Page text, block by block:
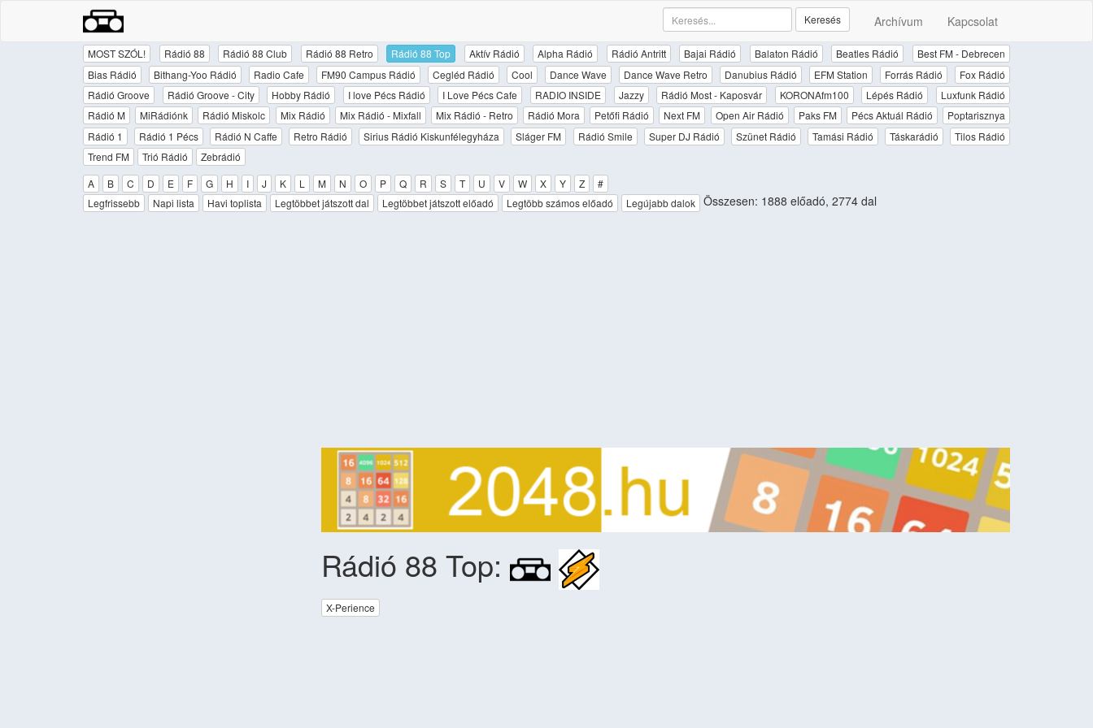
Archívum Kapcsolat
Keresés
MOST SZÓL! Rádió 88 Rádió 88 Club Rádió 88 Retro Rádió 88 Top Aktív Rádió Alpha Rádió Rádió Antritt Bajai Rádió Balaton Rádió Beatles Rádió
Best FM - Debrecen
Bias Rádió
Bithang-Yoo Rádió Radio Cafe FM90 Campus Rádió Cegléd Rádió Cool Dance Wave Dance Wave Retro Danubius Rádió EFM Station Forrás Rádió
Fox Rádió
Rádió Groove
Rádió Groove - City Hobby Rádió I love Pécs Rádió I Love Pécs Cafe RADIO INSIDE Jazzy Rádió Most - Kaposvár KORONAfm100 Lépés Rádió
Luxfunk Rádió
Rádió M
MiRádiónk Rádió Miskolc Mix Rádió Mix Rádió - Mixfall Mix Rádió - Retro Rádió Mora Petőfi Rádió Next FM Open Air Rádió Paks FM Pécs Aktuál Rádió
Poptarisznya
Rádió 1
Rádió 1 Pécs Rádió N Caffe Retro Rádió Sirius Rádió Kiskunfélegyháza Sláger FM Rádió Smile Super DJ Rádió Szünet Rádió Tamási Rádió Táskarádió
Tilos Rádió
Trend FM
Trió Rádió
Zebrádió
A
B C D E F G H I J K L M N O P Q R S T U V W X Y Z
#
Legfrissebb
Napi lista Havi toplista Legtöbbet játszott dal Legtöbbet játszott előadó Legtöbb számos előadó Legújabb dalok Összesen: 1888 előadó, 2774 dal
Rádió 88 Top:
X-Perience